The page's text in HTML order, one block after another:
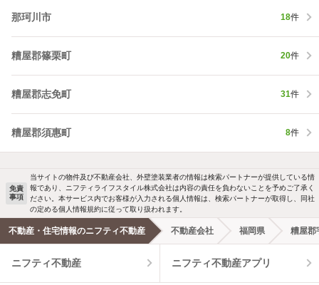
那珂川市 18件
糟屋郡篠栗町 20件
糟屋郡志免町 31件
糟屋郡須惠町 8件
免責
事項
当サイトの物件及び不動産会社、外壁塗装業者の情報は検索パートナーが提供している情
報であり、ニフティライフスタイル株式会社は内容の責任を負わないことを予めご了承く
ださい。本サービス内でお客様が入力される個人情報は、検索パートナーが取得し、同社
の定める個人情報規約に従って取り扱われます。
不動産・住宅情報のニフティ不動産 不動産会社 福岡県 糟屋郡
ニフティ不動産 ニフティ不動産アプリ